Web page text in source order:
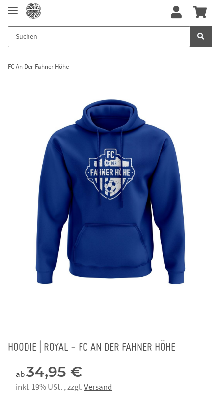
FC An Der Fahner Höhe
HOODIE | ROYAL - FC AN DER FAHNER HÖHE
ab34,95 €
inkl. 19% USt. , zzgl.Versand